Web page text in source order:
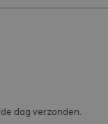
dag verzonden.